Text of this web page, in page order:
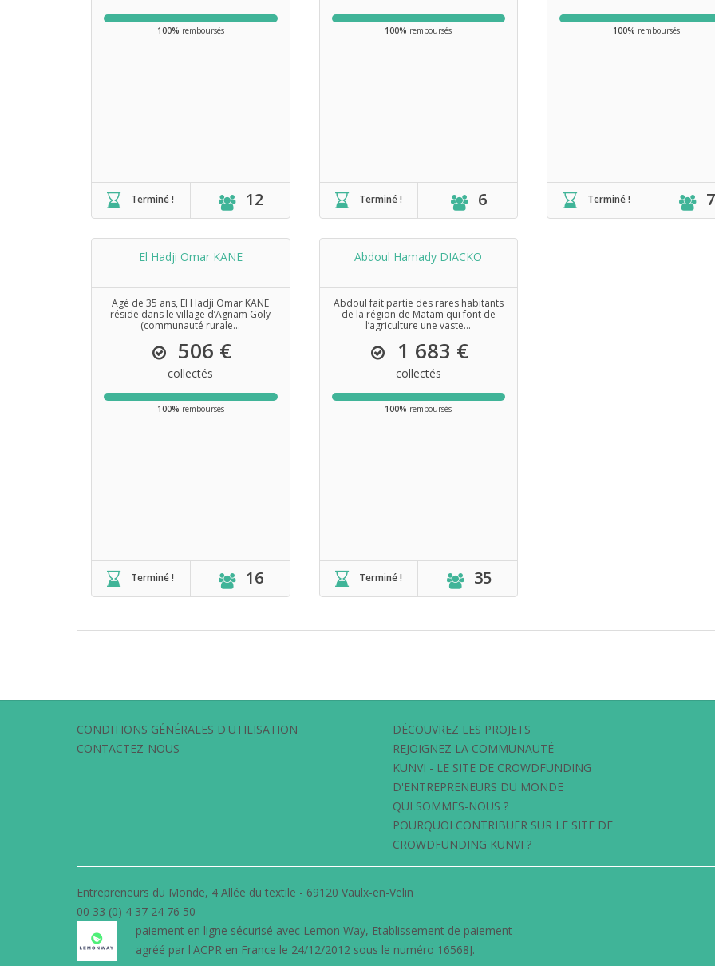
100% remboursés
Terminé ! 12
100% remboursés
Terminé ! 6
100% remboursés
Terminé ! 7
El Hadji Omar KANE
Agé de 35 ans, El Hadji Omar KANE
réside dans le village d’Agnam Goly
(communauté rurale...
506 €
collectés
100% remboursés
Terminé ! 16
Abdoul Hamady DIACKO
Abdoul fait partie des rares habitants
de la région de Matam qui font de
l’agriculture une vaste...
1 683 €
collectés
100% remboursés
Terminé ! 35
CONDITIONS GÉNÉRALES D'UTILISATION
CONTACTEZ-NOUS
DÉCOUVREZ LES PROJETS
REJOIGNEZ LA COMMUNAUTÉ
KUNVI - LE SITE DE CROWDFUNDING
D'ENTREPRENEURS DU MONDE
QUI SOMMES-NOUS ?
POURQUOI CONTRIBUER SUR LE SITE DE
CROWDFUNDING KUNVI ?
Entrepreneurs du Monde, 4 Allée du textile - 69120 Vaulx-en-Velin
00 33 (0) 4 37 24 76 50
paiement en ligne sécurisé avec Lemon Way, Etablissement de paiement
agréé par l'ACPR en France le 24/12/2012 sous le numéro 16568J.